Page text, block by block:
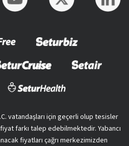
vatandaşları için geçerli olup tesisler
farkı talep edebilmektedir. Yabancı
fiyatları çağrı merkezimizden